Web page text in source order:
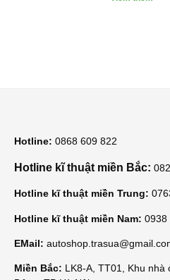
Hotline: 0868 609 822
Hotline kĩ thuật miền Bắc:
Hotline kĩ thuật miền Trung:
Hotline kĩ thuật miền Nam: 0938
EMail:
Miền Bắc: LK8-A, TT01, Khu